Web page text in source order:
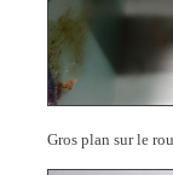
Gros plan sur le